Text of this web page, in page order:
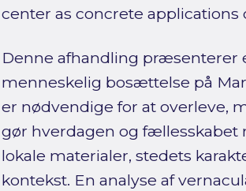
center as concrete applications
Denne afhandling præsenterer
menneskelig bosættelse på
er nødvendige for at overleve,
gør hverdagen og fællesskabet
lokale materialer, stedets
kontekst. En analyse af